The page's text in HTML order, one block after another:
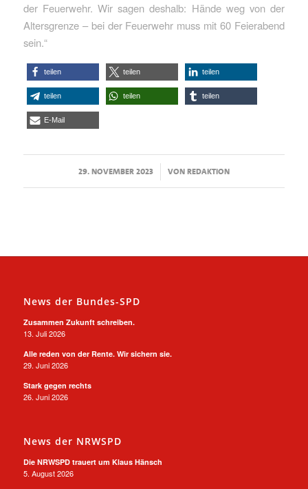
der Feuerwehr. Wir sagen deshalb: Hände weg von der
Altersgrenze – bei der Feuerwehr muss mit 60 Feierabend
sein.“
teilen teilen teilen
teilen teilen teilen
E-Mail
29. NOVEMBER 2023
/ VONREDAKTION
News der Bundes-SPD
Zusammen Zukunft schreiben.
13. Juli 2026
Alle reden von der Rente. Wir sichern sie.
29. Juni 2026
Stark gegen rechts
26. Juni 2026
News der NRWSPD
Die NRWSPD trauert um Klaus Hänsch
5. August 2026